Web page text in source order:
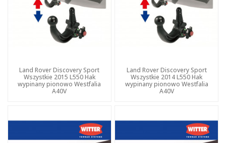
Land Rover Discovery Sport
Wszystkie 2015 L550 Hak
wypinany pionowo Westfalia
A40V
Land Rover Discovery Sport
Wszystkie 2014 L550 Hak
wypinany pionowo Westfalia
A40V